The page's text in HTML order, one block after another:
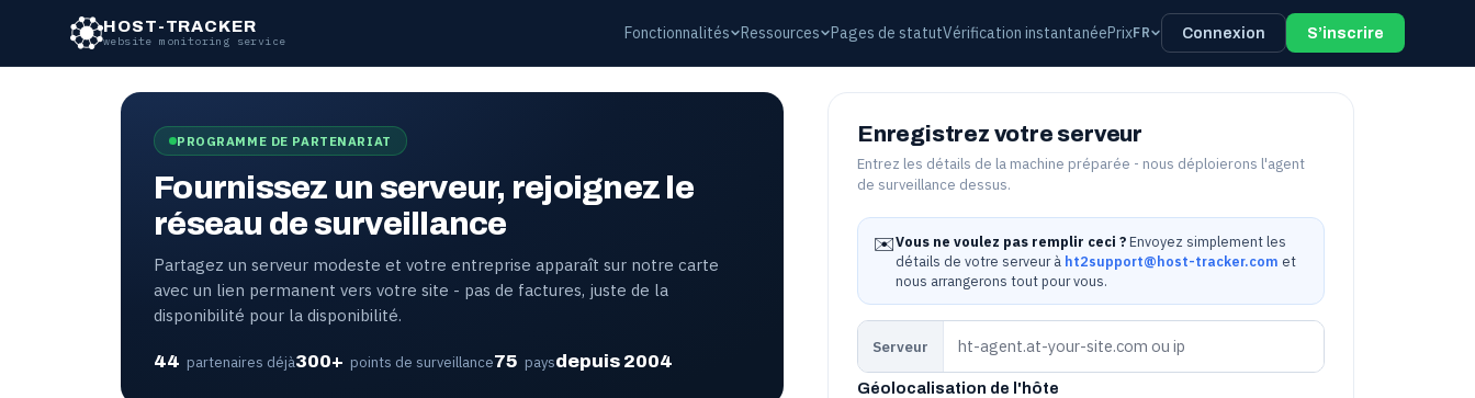
HOST-TRACKER
website monitoring service Fonctionnalités Ressources Pages de statutVérification instantanéePrixFR Connexion S’inscrire
PROGRAMME DE PARTENARIAT
Fournissez un serveur, rejoignez le
réseau de surveillance
Partagez un serveur modeste et votre entreprise apparaît sur notre carte
avec un lien permanent vers votre site - pas de factures, juste de la
disponibilité pour la disponibilité.
44 partenaires déjà300+ points de surveillance75 paysdepuis 2004
Enregistrez votre serveur
Entrez les détails de la machine préparée - nous déploierons l'agent
de surveillance dessus.
✉️Vous ne voulez pas remplir ceci ?Envoyez simplement les
détails de votre serveur à ht2support@host-tracker.com et
nous arrangerons tout pour vous.
Serveur
Géolocalisation de l'hôte